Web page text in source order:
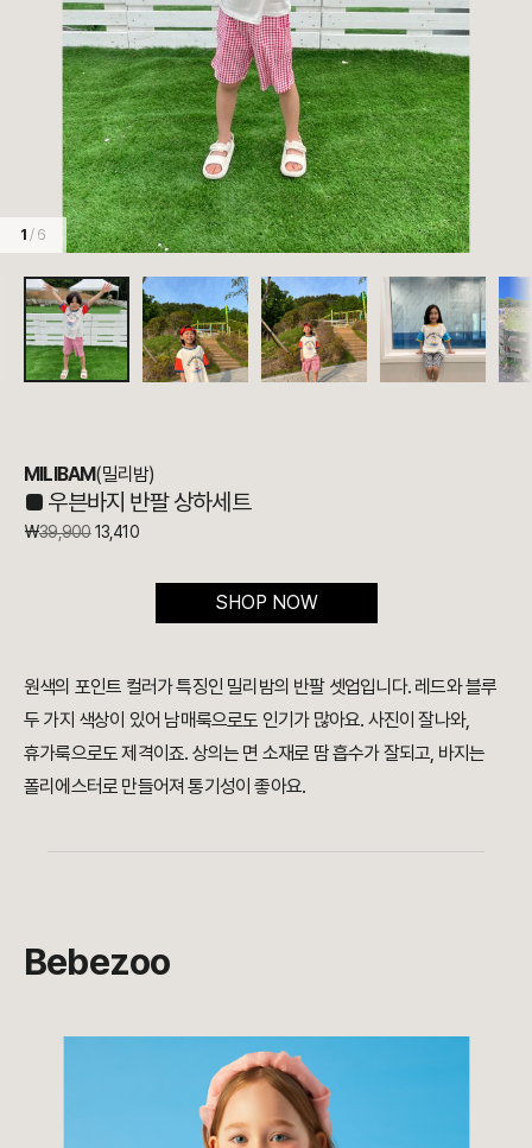
1 / 6
MILIBAM(밀리밤)
■ 우븐바지 반팔 상하세트
₩39,90013,410
SHOP NOW
원색의 포인트 컬러가 특징인 밀리밤의 반팔 셋업입니다. 레드와 블루
두 가지 색상이 있어 남매룩으로도 인기가 많아요. 사진이 잘나와,
휴가룩으로도 제격이죠. 상의는 면 소재로 땀 흡수가 잘되고, 바지는
폴리에스터로 만들어져 통기성이 좋아요.
Bebezoo